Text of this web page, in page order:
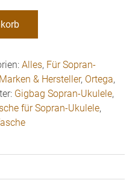
Alles, Für Sopran-
Marken & Hersteller, Ortega,
Gigbag Sopran-Ukulele,
für Sopran-Ukulele,